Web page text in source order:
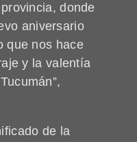
donde
aniversario
que nos hace
y la valentía
de la